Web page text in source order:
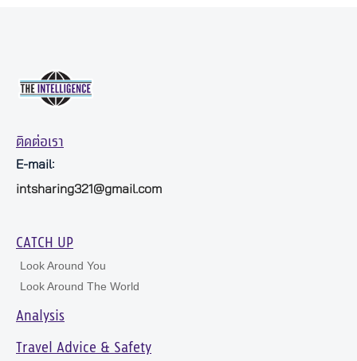
ติดต่อเรา
E-mail:
intsharing321@gmail.com
CATCH UP
Look Around You
Look Around The World
Analysis
Travel Advice & Safety